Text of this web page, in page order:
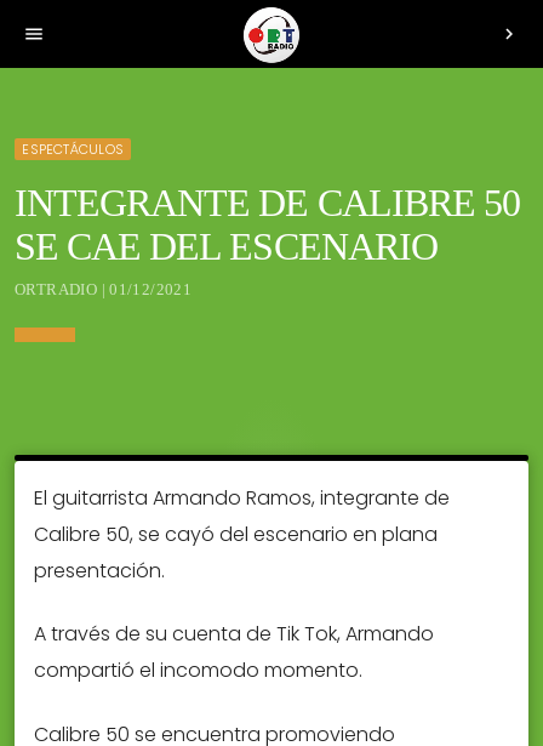
menu chevron_right
ESPECTÁCULOS
INTEGRANTE DE CALIBRE 50
SE CAE DEL ESCENARIO
ORTRADIO | 01/12/2021
El guitarrista Armando Ramos, integrante de
Calibre 50, se cayó del escenario en plana
presentación.
A través de su cuenta de Tik Tok, Armando
compartió el incomodo momento.
Calibre 50 se encuentra promoviendo